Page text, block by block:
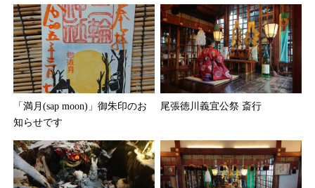
「満月(sap moon)」御朱印のお
知らせです
尾張徳川義宜公祭 斎行